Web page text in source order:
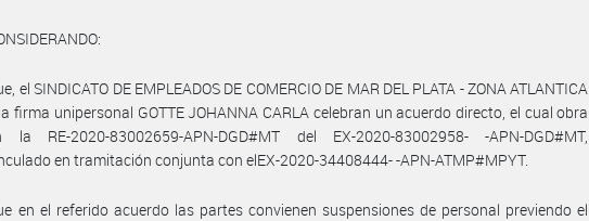
el SINDICATO DE EMPLEADOS DE COMERCIO DE MAR DEL PLATA - ZONA ATLANTICA
firma unipersonal GOTTE JOHANNA CARLA celebran un acuerdo directo, el cual obra
la RE-2020-83002659-APN-DGD#MT del EX-2020-83002958- -APN-DGD#MT,
en tramitación conjunta con elEX-2020-34408444- -APN-ATMP#MPYT.
en el referido acuerdo las partes convienen suspensiones de personal previendo el